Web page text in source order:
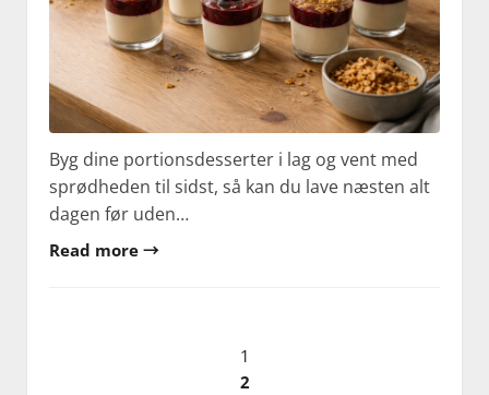
Byg dine portionsdesserter i lag og vent med
sprødheden til sidst, så kan du lave næsten alt
dagen før uden…
Read more →
Indlægsinddeling
1
2